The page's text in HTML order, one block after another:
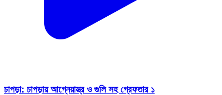
চাপড়া: চাপড়ায় আগ্নেয়াস্ত্র ও গুলি সহ গ্রেফতার ১